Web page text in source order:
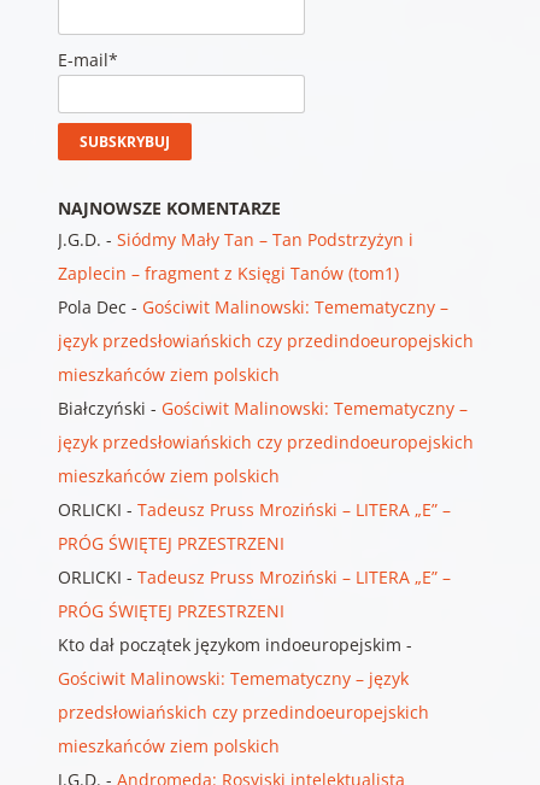
E-mail*
NAJNOWSZE KOMENTARZE
J.G.D. - Siódmy Mały Tan – Tan Podstrzyżyn i
Zaplecin – fragment z Księgi Tanów (tom1)
Pola Dec - Gościwit Malinowski: Temematyczny –
język przedsłowiańskich czy przedindoeuropejskich
mieszkańców ziem polskich
Białczyński - Gościwit Malinowski: Temematyczny –
język przedsłowiańskich czy przedindoeuropejskich
mieszkańców ziem polskich
ORLICKI - Tadeusz Pruss Mroziński – LITERA „E” –
PRÓG ŚWIĘTEJ PRZESTRZENI
ORLICKI - Tadeusz Pruss Mroziński – LITERA „E” –
PRÓG ŚWIĘTEJ PRZESTRZENI
Kto dał początek językom indoeuropejskim -
Gościwit Malinowski: Temematyczny – język
przedsłowiańskich czy przedindoeuropejskich
mieszkańców ziem polskich
J.G.D. - Andromeda: Rosyjski intelektualista